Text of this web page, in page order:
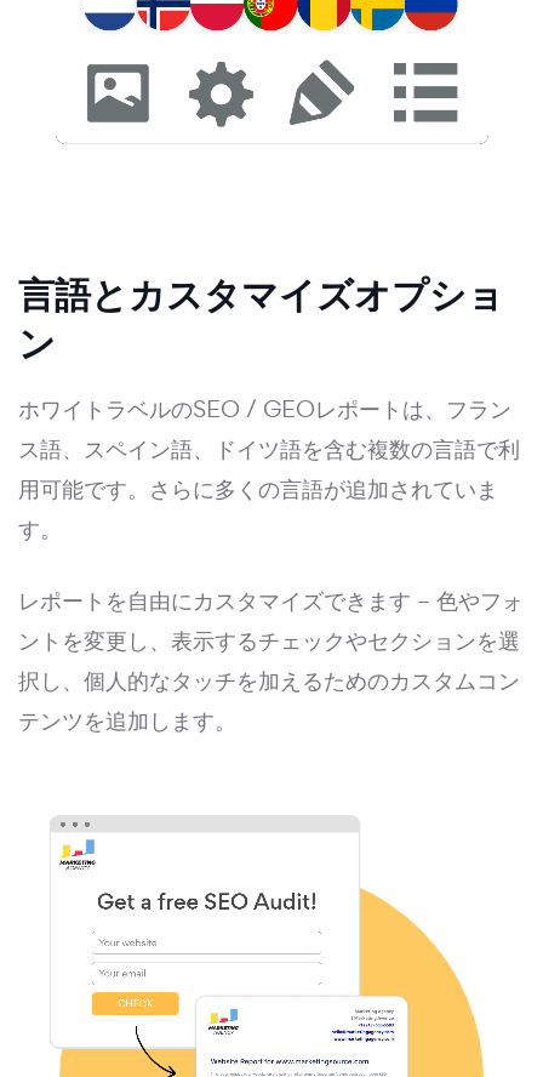
言語とカスタマイズオプショ
ン
ホワイトラベルのSEO / GEOレポートは、フラン
ス語、スペイン語、ドイツ語を含む複数の言語で利
用可能です。さらに多くの言語が追加されていま
す。
レポートを自由にカスタマイズできます – 色やフォ
ントを変更し、表示するチェックやセクションを選
択し、個人的なタッチを加えるためのカスタムコン
テンツを追加します。